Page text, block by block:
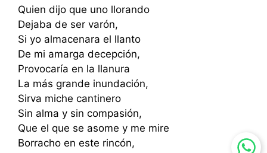
Quien dijo que uno llorando
Dejaba de ser varón,
Si yo almacenara el llanto
De mi amarga decepción,
Provocaría en la llanura
La más grande inundación,
Sirva miche cantinero
Sin alma y sin compasión,
Que el que se asome y me mire
Borracho en este rincón,